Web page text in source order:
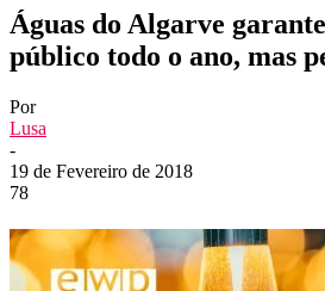
Águas do Algarve
público todo o ano, mas
Por
Lusa
-
19 de Fevereiro de 2018
78